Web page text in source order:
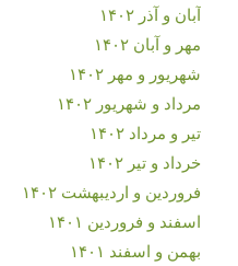
آبان و آذر ۱۴۰۲
مهر و آبان ۱۴۰۲
شهریور و مهر ۱۴۰۲
مرداد و شهریور ۱۴۰۲
تیر و مرداد ۱۴۰۲
خرداد و تیر ۱۴۰۲
فروردین و اردیبهشت ۱۴۰۲
اسفند و فروردین ۱۴۰۱
بهمن و اسفند ۱۴۰۱